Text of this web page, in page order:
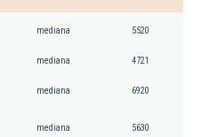
mediana 5520
mediana 4721
mediana 6920
mediana 5630